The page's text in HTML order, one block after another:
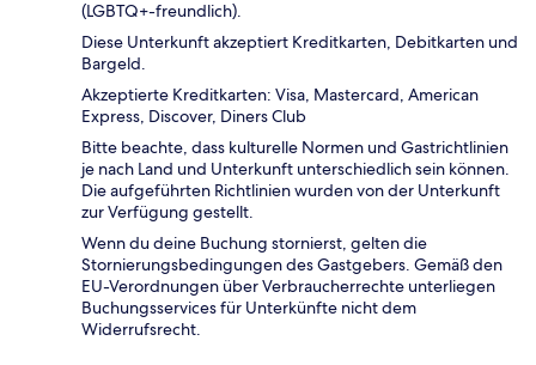
(LGBTQ+-freundlich).
Diese Unterkunft akzeptiert Kreditkarten, Debitkarten und
Bargeld.
Akzeptierte Kreditkarten: Visa, Mastercard, American
Express, Discover, Diners Club
Bitte beachte, dass kulturelle Normen und Gastrichtlinien
je nach Land und Unterkunft unterschiedlich sein können.
Die aufgeführten Richtlinien wurden von der Unterkunft
zur Verfügung gestellt.
Wenn du deine Buchung stornierst, gelten die
Stornierungsbedingungen des Gastgebers. Gemäß den
EU-Verordnungen über Verbraucherrechte unterliegen
Buchungsservices für Unterkünfte nicht dem
Widerrufsrecht.